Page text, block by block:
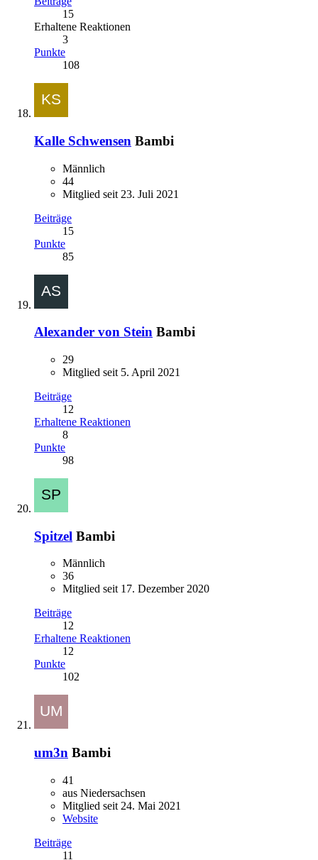
15
Erhaltene Reaktionen
3
Punkte
108
Kalle Schwensen Bambi
Männlich
44
Mitglied seit 23. Juli 2021
Beiträge
15
Punkte
85
Alexander von Stein Bambi
29
Mitglied seit 5. April 2021
Beiträge
12
Erhaltene Reaktionen
8
Punkte
98
Spitzel Bambi
Männlich
36
Mitglied seit 17. Dezember 2020
Beiträge
12
Erhaltene Reaktionen
12
Punkte
102
um3n Bambi
41
aus Niedersachsen
Mitglied seit 24. Mai 2021
Website
Beiträge
11